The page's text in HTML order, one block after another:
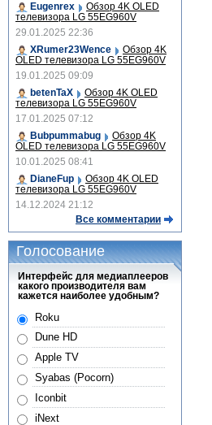
Eugenrex
Обзор 4K OLED
телевизора LG 55EG960V
29.01.2025 22:36
XRumer23Wence
Обзор 4K
OLED телевизора LG 55EG960V
19.01.2025 09:09
betenTaX
Обзор 4K OLED
телевизора LG 55EG960V
17.01.2025 07:12
Bubpummabug
Обзор 4K
OLED телевизора LG 55EG960V
10.01.2025 08:41
DianeFup
Обзор 4K OLED
телевизора LG 55EG960V
14.12.2024 21:12
Все комментарии
Голосование
Интерфейс для медиаплееров
какого производителя вам
кажется наиболее удобным?
Roku
Dune HD
Apple TV
Syabas (Pocorn)
Iconbit
iNext